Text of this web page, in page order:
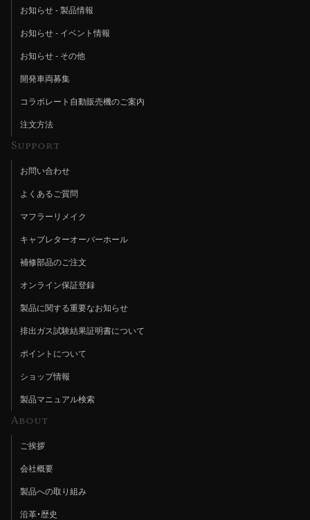
お知らせ - 製品情報
お知らせ - イベント情報
お知らせ - その他
開発車両募集
コラボレート自動販売機のご案内
注文方法
Support
お問い合わせ
よくあるご質問
マフラーリメイク
キャブレターオーバーホール
補修部品のご注文
オンライン保証登録
製品に関する重要なお知らせ
排出ガス試験結果証明書について
ポイントについて
ショップ情報
製品マニュアル検索
About
ご挨拶
会社概要
製品への取り組み
沿革・歴史